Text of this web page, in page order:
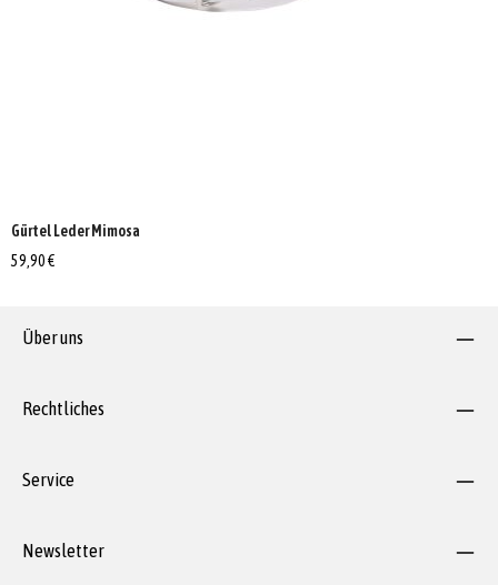
Gürtel Leder Mimosa
59,90 €
Über uns
Rechtliches
Service
Newsletter